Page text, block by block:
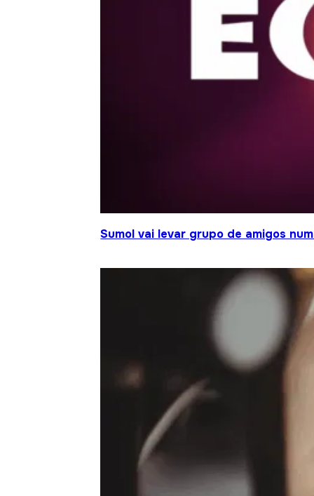
Sumol vai levar grupo de amigos